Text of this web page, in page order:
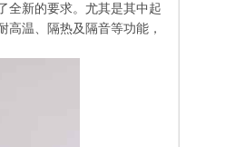
全新的要求。尤其是其中起
温、隔热及隔音等功能，